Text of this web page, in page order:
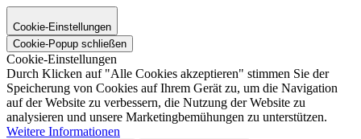
Cookie-Einstellungen
Cookie-Popup schließen
Cookie-Einstellungen
Durch Klicken auf "Alle Cookies akzeptieren" stimmen Sie der
Speicherung von Cookies auf Ihrem Gerät zu, um die Navigation
auf der Website zu verbessern, die Nutzung der Website zu
analysieren und unsere Marketingbemühungen zu unterstützen.
Weitere Informationen